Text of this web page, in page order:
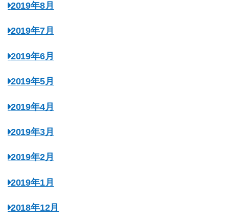
2019年8月
2019年7月
2019年6月
2019年5月
2019年4月
2019年3月
2019年2月
2019年1月
2018年12月